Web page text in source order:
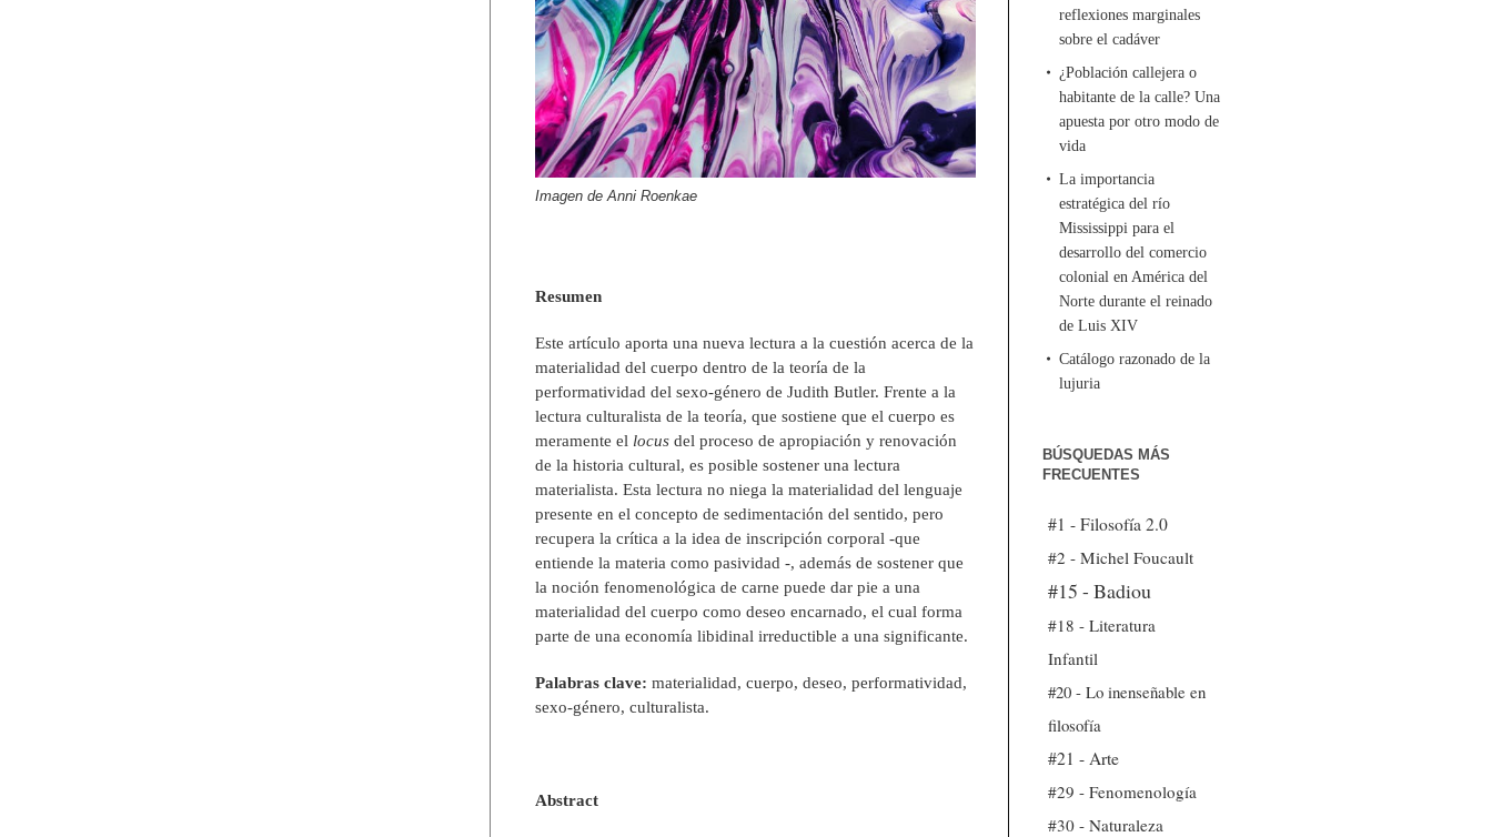
Imagen de Anni Roenkae
Resumen
Este artículo aporta una nueva lectura a la cuestión acerca de la
materialidad del cuerpo dentro de la teoría de la
performatividad del sexo-género de Judith Butler. Frente a la
lectura culturalista de la teoría, que sostiene que el cuerpo es
meramente el locus del proceso de apropiación y renovación
de la historia cultural, es posible sostener una lectura
materialista. Esta lectura no niega la materialidad del lenguaje
presente en el concepto de sedimentación del sentido, pero
recupera la crítica a la idea de inscripción corporal -que
entiende la materia como pasividad -, además de sostener que
la noción fenomenológica de carne puede dar pie a una
materialidad del cuerpo como deseo encarnado, el cual forma
parte de una economía libidinal irreductible a una significante.
Palabras clave: materialidad, cuerpo, deseo, performatividad,
sexo-género, culturalista.
Abstract
reflexiones marginales
sobre el cadáver
¿Población callejera o
habitante de la calle? Una
apuesta por otro modo de
vida
La importancia
estratégica del río
Mississippi para el
desarrollo del comercio
colonial en América del
Norte durante el reinado
de Luis XIV
Catálogo razonado de la
lujuria
BÚSQUEDAS MÁS
FRECUENTES
#1 - Filosofía 2.0
#2 - Michel Foucault
#15 - Badiou
#18 - Literatura
Infantil
#20 - Lo inenseñable en
filosofía
#21 - Arte
#29 - Fenomenología
#30 - Naturaleza